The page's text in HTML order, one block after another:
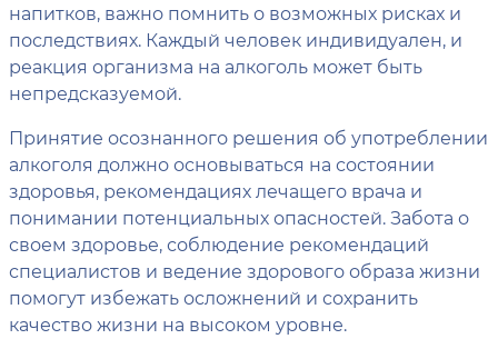
напитков, важно помнить о возможных рисках и
последствиях. Каждый человек индивидуален, и
реакция организма на алкоголь может быть
непредсказуемой.
Принятие осознанного решения об употреблении
алкоголя должно основываться на состоянии
здоровья, рекомендациях лечащего врача и
понимании потенциальных опасностей. Забота о
своем здоровье, соблюдение рекомендаций
специалистов и ведение здорового образа жизни
помогут избежать осложнений и сохранить
качество жизни на высоком уровне.